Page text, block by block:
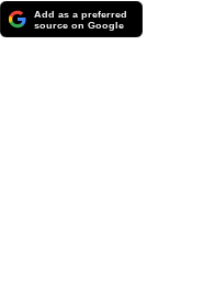
Add as a preferred
source on Google